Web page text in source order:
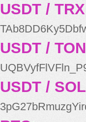
USDT /
USDT /
USDT /